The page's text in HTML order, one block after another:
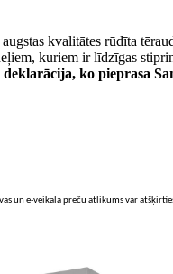
kvalitātes rūdīta
kuriem ir līdzīgas
ko pieprasa
un e-veikala preču atlikums var